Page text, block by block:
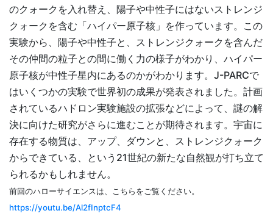
のクォークを入れ替え、陽子や中性子にはないストレンジ
クォークを含む「ハイパー原子核」を作っています。この
実験から、陽子や中性子と、ストレンジクォークを含んだ
その仲間の粒子との間に働く力の様子がわかり、ハイパー
原子核が中性子星内にあるのかがわかります。J-PARCで
はいくつかの実験で世界初の成果が発表されました。計画
されているハドロン実験施設の拡張などによって、謎の解
決に向けた研究がさらに進むことが期待されます。宇宙に
存在する物質は、アップ、ダウンと、ストレンジクォーク
からできている、という21世紀の新たな自然観が打ち立て
られるかもしれません。
前回のハローサイエンスは、こちらをご覧ください。
https://youtu.be/Al2fInptcF4